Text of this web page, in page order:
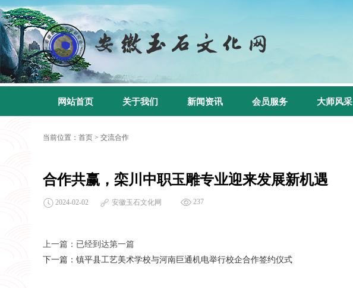
网站首页 关于我们 新闻资讯 会员服务 大师风采
当前位置： 首页 > 交流合作
合作共赢，栾川中职玉雕专业迎来发展新机遇
2024-02-02 安徽玉石文化网 237
上一篇：已经到达第一篇
下一篇： 镇平县工艺美术学校与河南巨通机电举行校企合作签约仪式